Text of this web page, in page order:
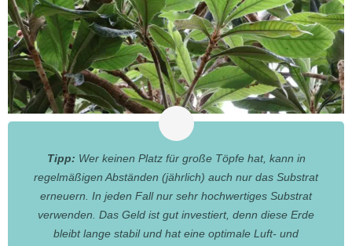
Tipp: Wer keinen Platz für große Töpfe hat, kann in
regelmäßigen Abständen (jährlich) auch nur das Substrat
erneuern. In jeden Fall nur sehr hochwertiges Substrat
verwenden. Das Geld ist gut investiert, denn diese Erde
bleibt lange stabil und hat eine optimale Luft- und